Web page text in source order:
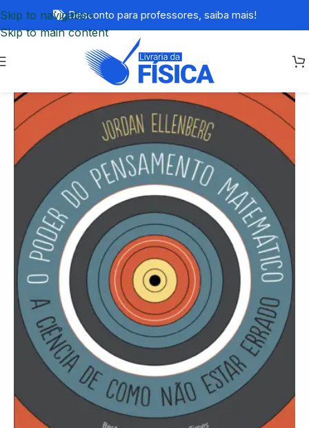
Skip to navigation
Skip to main content
Desconto para professores, saiba mais!